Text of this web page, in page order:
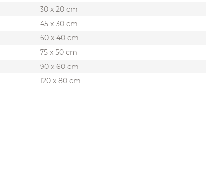
30 x 20 cm
45 x 30 cm
60 x 40 cm
75 x 50 cm
90 x 60 cm
120 x 80 cm